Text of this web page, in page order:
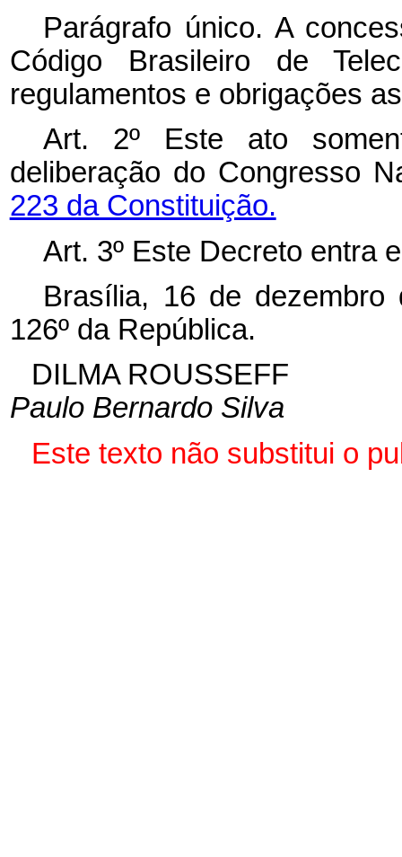
Parágrafo único. A
Código Brasileiro de
regulamentos e obrigações
Art. 2º Este ato
deliberação do Congresso
223 da Constituição.
Art. 3º Este Decreto entra
Brasília, 16 de dezembro
126º da República.
DILMA ROUSSEFF
Paulo Bernardo Silva
Este texto não substitui o